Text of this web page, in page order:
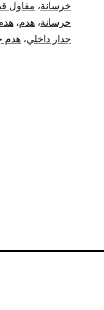
خرسانة، مقاول
خرسانة، هدم،
جدار داخلي، هدم